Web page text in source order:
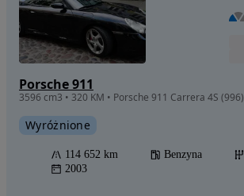
Porsche 911
3596 cm3 • 320 KM • Porsche 911 Carrera 4S (996)
Wyróżnione
114 652 km Benzyna
2003